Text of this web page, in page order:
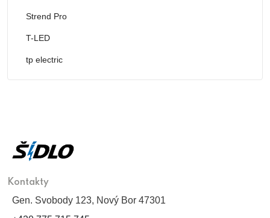
Strend Pro
T-LED
tp electric
Kontakty
Gen. Svobody 123, Nový Bor 47301